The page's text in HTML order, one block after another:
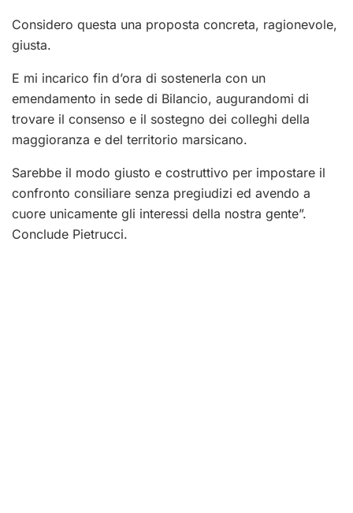
Considero questa una proposta concreta, ragionevole,
giusta.
E mi incarico fin d’ora di sostenerla con un
emendamento in sede di Bilancio, augurandomi di
trovare il consenso e il sostegno dei colleghi della
maggioranza e del territorio marsicano.
Sarebbe il modo giusto e costruttivo per impostare il
confronto consiliare senza pregiudizi ed avendo a
cuore unicamente gli interessi della nostra gente”.
Conclude Pietrucci.